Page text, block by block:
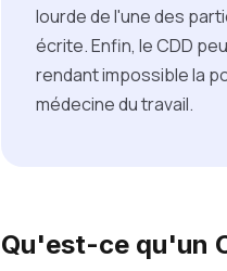
lourde de l'une des
écrite. Enfin, le CDD
rendant impossible la
médecine du travail.
Qu'est-ce qu'un